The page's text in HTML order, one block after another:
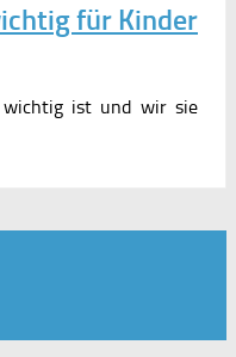
für Kinder
wichtig ist und wir sie